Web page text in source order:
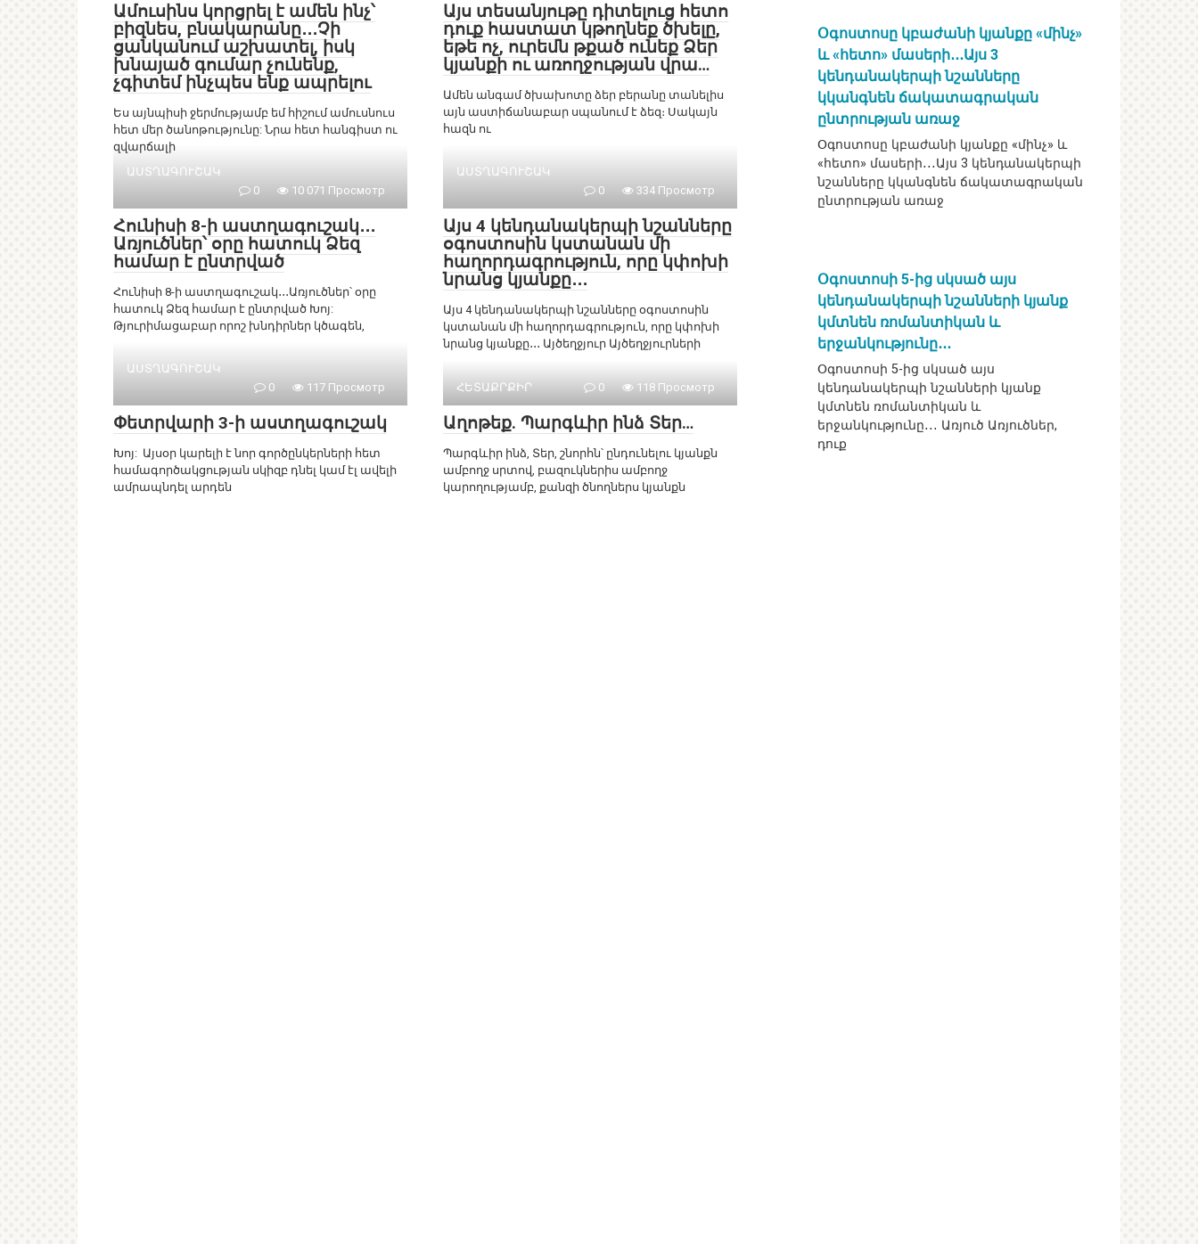
Ամուսինս կորցրել է ամեն ինչ՝
բիզնես, բնակարանը․․․Չի
ցանկանում աշխատել, իսկ
խնայած գումար չունենք,
չգիտեմ ինչպես ենք ապրելու
Ես այնպիսի ջերմությամբ եմ հիշում ամուսնուս
հետ մեր ծանոթությունը: Նրա հետ հանգիստ ու
զվարճալի
Այս տեսանյութը դիտելուց հետո
դուք հաստատ կթողնեք ծխելը,
եթե ոչ, ուրեմն թքած ունեք Ձեր
կյանքի ու առողջության վրա…
Ամեն անգամ ծխախոտը ձեր բերանը տանելիս
այն աստիճանաբար սպանում է ձեզ։ Սակայն
հազն ու
ԱՍՏՂԱԳՈՒՇԱԿ
0
10 071 Просмотр
Հունիսի 8-ի աստղագուշակ․․․
Առյուծներ՝ օրը հատուկ Ձեզ
համար է ընտրված
Հունիսի 8-ի աստղագուշակ․․․Առյուծներ՝ օրը
հատուկ Ձեզ համար է ընտրված Խոյ:
Թյուրիմացաբար որոշ խնդիրներ կծագեն,
ԱՍՏՂԱԳՈՒՇԱԿ
0
334 Просмотр
Այս 4 կենդանակերպի նշանները
օգոստոսին կստանան մի
հաղորդագրություն, որը կփոխի
նրանց կյանքը․․․
Այս 4 կենդանակերպի նշանները օգոստոսին
կստանան մի հաղորդագրություն, որը կփոխի
նրանց կյանքը․․․ Այծեղջյուր Այծեղջյուրների
ԱՍՏՂԱԳՈՒՇԱԿ
0
117 Просмотр
Փետրվարի 3-ի աստղագուշակ
Խոյ: Այսօր կարելի է նոր գործընկերների հետ
համագործակցության սկիզբ դնել կամ էլ ավելի
ամրապնդել արդեն
ՀԵՏԱՔՐՔԻՐ 0 118 Просмотр
Աղոթեք. Պարգևիր ինձ Տեր…
Պարգևիր ինձ, Տեր, շնորհն՝ ընդունելու կյանքն
ամբողջ սրտով, բազուկներիս ամբողջ
կարողությամբ, քանզի ծնողներս կյանքն
Օգոստոսը կբաժանի կյանքը «մինչ»
և «հետո» մասերի․․․Այս 3
կենդանակերպի նշանները
կկանգնեն ճակատագրական
ընտրության առաջ
Օգոստոսը կբաժանի կյանքը «մինչ» և
«հետո» մասերի․․․Այս 3 կենդանակերպի
նշանները կկանգնեն ճակատագրական
ընտրության առաջ
Օգոստոսի 5-ից սկսած այս
կենդանակերպի նշանների կյանք
կմտնեն ռոմանտիկան և
երջանկությունը․․․
Օգոստոսի 5-ից սկսած այս
կենդանակերպի նշանների կյանք
կմտնեն ռոմանտիկան և
երջանկությունը․․․ Առյուծ Առյուծներ,
դուք